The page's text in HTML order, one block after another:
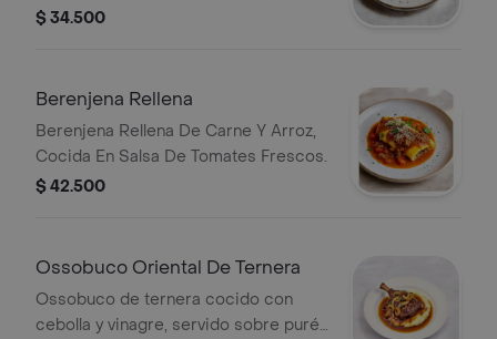
Unidades)
$ 34.500
Berenjena Rellena
Berenjena Rellena De Carne Y Arroz,
Cocida En Salsa De Tomates Frescos.
$ 42.500
Ossobuco Oriental De Ternera
Ossobuco de ternera cocido con
cebolla y vinagre, servido sobre puré